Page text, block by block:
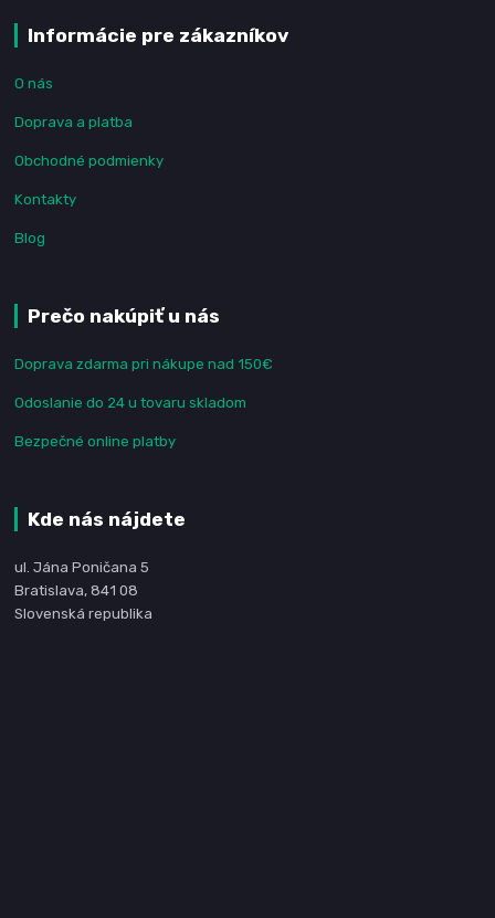
Informácie pre zákazníkov
O nás
Doprava a platba
Obchodné podmienky
Kontakty
Blog
Prečo nakúpiť u nás
Doprava zdarma pri nákupe nad 150€
Odoslanie do 24 u tovaru skladom
Bezpečné online platby
Kde nás nájdete
ul. Jána Poničana 5
Bratislava, 841 08
Slovenská republika